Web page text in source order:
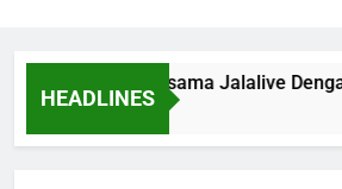
HEADLINES
WIB Bersama Jalalive